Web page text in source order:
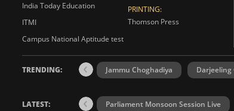
India Today Education
ITMI
Campus National Aptitude test
PRINTING:
Thomson Press
TRENDING: Jammu Choghadiya Darjeeling
LATEST: Parliament Monsoon Session Live